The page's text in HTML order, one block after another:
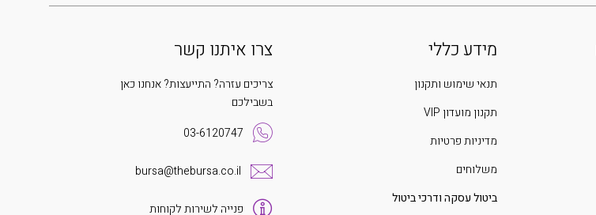
מידע כללי
תנאי שימוש ותקנון
תקנון מועדון VIP
מדיניות פרטיות
משלוחים
ביטול עסקה ודרכי ביטול
צרו איתנו קשר
צריכים עזרה? התייעצות? אנחנו כאן
בשבילכם
03-6120747
bursa@thebursa.co.il
פנייה לשירות לקוחות